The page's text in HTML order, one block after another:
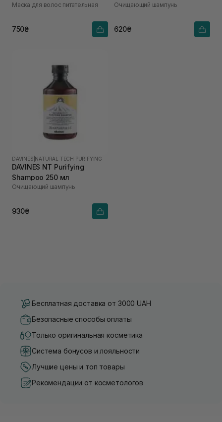
Маска для волос питательная
750₴
Очищающий шампунь
620₴
DAVINES NATURAL TECH PURIFYING
DAVINES NT Purifying
Shampoo 250 мл
Очищающий шампунь
930₴
Бесплатная доставка от 3000 UAH
Безопасные способы оплаты
Только оригинальная косметика
Система бонусов и лояльности
Лучшие цены и топ товары
Рекомендации от косметологов